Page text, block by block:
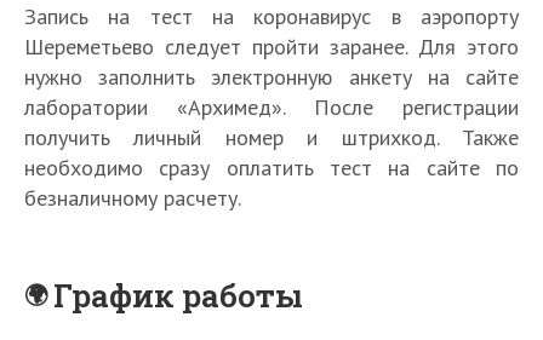
Запись на тест на коронавирус в аэропорту
Шереметьево следует пройти заранее. Для этого
нужно заполнить электронную анкету на сайте
лаборатории «Архимед». После регистрации
получить личный номер и штрихкод. Также
необходимо сразу оплатить тест на сайте по
безналичному расчету.
График работы